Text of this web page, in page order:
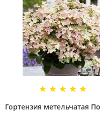
Гортензия метельчатая